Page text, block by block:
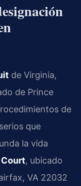
de Virginia,
de Prince
de
que
la vida
, ubicado
VA 22032